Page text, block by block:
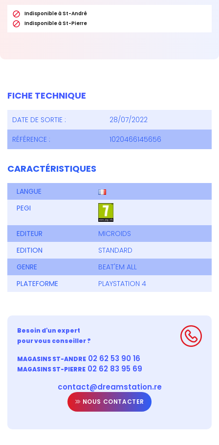
 Indisponible à St-André
 Indisponible à St-Pierre
FICHE TECHNIQUE
DATE DE SORTIE :
28/07/2022
RÉFÉRENCE :
1020466145656
CARACTÉRISTIQUES
LANGUE
PEGI
EDITEUR
MICROIDS
EDITION
STANDARD
GENRE
BEAT'EM ALL
PLATEFORME
PLAYSTATION 4
Besoin d'un expert
pour vous conseiller ?
MAGASINS ST-ANDRE 02 62 53 90 16
MAGASINS ST-PIERRE 02 62 83 95 69
contact@dreamstation.re
NOUS CONTACTER